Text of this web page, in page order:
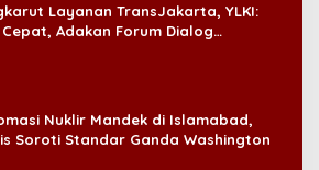
Layanan TransJakarta, YLKI:
Adakan Forum Dialog
Nuklir Mandek di Islamabad,
Soroti Standar Ganda Washington